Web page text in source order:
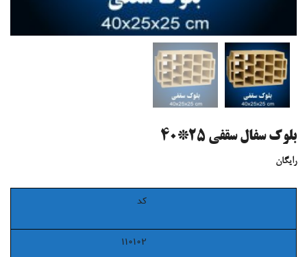
بلوک سفال سقفی ۲۵*۴۰
رایگان
کد
۱۱۰۱۰۲